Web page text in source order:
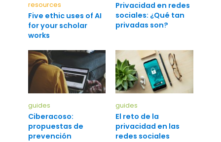
resources
Five ethic uses of AI
for your scholar
works
Privacidad en redes
sociales: ¿Qué tan
privadas son?
guides
Ciberacoso:
propuestas de
prevención
guides
El reto de la
privacidad en las
redes sociales